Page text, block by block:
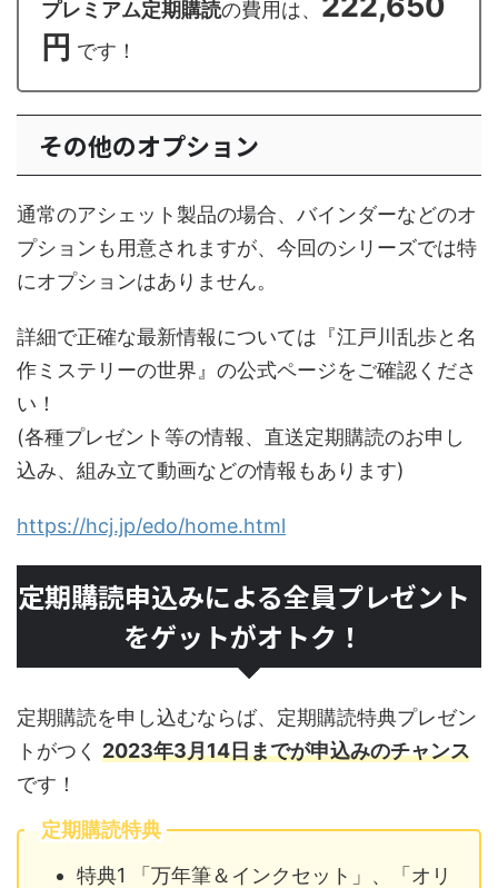
プレミアム定期購読の費用は、
円 です！
その他のオプション
通常のアシェット製品の場合、バインダーなどのオ
プションも用意されますが、今回のシリーズでは特
にオプションはありません。
詳細で正確な最新情報については『江戸川乱歩と名
作ミステリーの世界』の公式ページをご確認くださ
い！
(各種プレゼント等の情報、直送定期購読のお申し
込み、組み立て動画などの情報もあります)
https://hcj.jp/edo/home.html
定期購読申込みによる全員プレゼント
をゲットがオトク！
定期購読を申し込むならば、定期購読特典プレゼン
トがつく 2023年3月14日までが申込みのチャンス
です！
定期購読特典
特典1 「万年筆＆インクセット」、「オリ